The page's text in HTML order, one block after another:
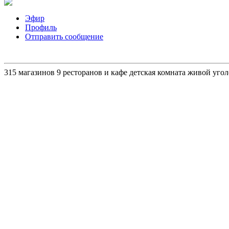
Эфир
Профиль
Отправить сообщение
315 магазинов 9 ресторанов и кафе детская комната живой